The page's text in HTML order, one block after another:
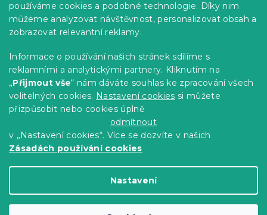
používáme cookies a podobné technologie. Díky nim
můžeme analyzovat návštěvnost, personalizovat obsah a
zobrazovat relevantní reklamy.
Informace o používání našich stránek sdílíme s
reklamními a analytickými partnery. Kliknutím na
„Přijmout vše“ nám dáváte souhlas ke zpracování všech
volitelných cookies. Nastavení cookies si můžete
přizpůsobit nebo cookies úplně
odmítnout
v „Nastavení cookies“. Více se dozvíte v našich
Zásadách používání cookies
Nastavení
Poptávky a B2B spolupráce
Proč se u nás registrovat?
Věrnostní program - Sleva až 10 %
Návody
Tabulky velikostí
Blog
Vytvořil Shoptet Premium
Copyright 2026Výprodej povlečení. Všechna